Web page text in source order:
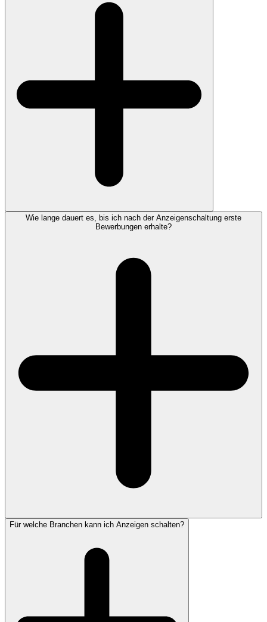
Wie lange dauert es, bis ich nach der Anzeigenschaltung erste
Bewerbungen erhalte?
Für welche Branchen kann ich Anzeigen schalten?